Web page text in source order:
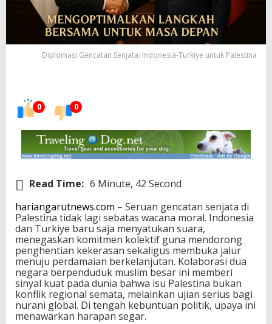
Diplomasi Gencatan Senjata: Indonesia-Turkiye untuk Palestina
0 0
Read Time: 6 Minute, 42 Second
hariangarutnews.com – Seruan gencatan senjata di
Palestina tidak lagi sebatas wacana moral. Indonesia
dan Turkiye baru saja menyatukan suara,
menegaskan komitmen kolektif guna mendorong
penghentian kekerasan sekaligus membuka jalur
menuju perdamaian berkelanjutan. Kolaborasi dua
negara berpenduduk muslim besar ini memberi
sinyal kuat pada dunia bahwa isu Palestina bukan
konflik regional semata, melainkan ujian serius bagi
nurani global. Di tengah kebuntuan politik, upaya ini
menawarkan harapan segar.